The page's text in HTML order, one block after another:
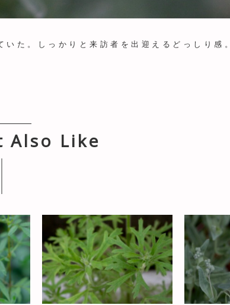
た。しっかりと来訪者を出迎えるどっしり感。
Also Like